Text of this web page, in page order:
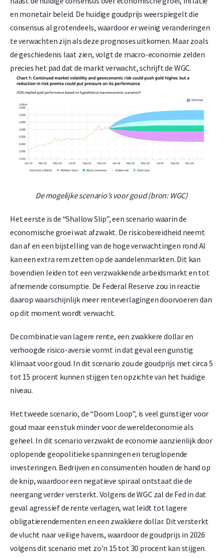
en monetair beleid. De huidige goudprijs weerspiegelt die
consensus al grotendeels, waardoor er weinig veranderingen
te verwachten zijn als deze prognoses uitkomen. Maar zoals
de geschiedenis laat zien, volgt de macro-economie zelden
precies het pad dat de markt verwacht, schrijft de WGC.
De mogelijke scenario’s voor goud (bron: WGC)
Het eerste is de “Shallow Slip”, een scenario waarin de
economische groei wat afzwakt. De risicobereidheid neemt
dan af en een bijstelling van de hoge verwachtingen rond AI
kan een extra rem zetten op de aandelenmarkten. Dit kan
bovendien leiden tot een verzwakkende arbeidsmarkt en tot
afnemende consumptie. De Federal Reserve zou in reactie
daarop waarschijnlijk meer renteverlagingen doorvoeren dan
op dit moment wordt verwacht.
De combinatie van lagere rente, een zwakkere dollar en
verhoogde risico-aversie vormt in dat geval een gunstig
klimaat voor goud. In dit scenario zou de goudprijs met circa 5
tot 15 procent kunnen stijgen ten opzichte van het huidige
niveau.
Het tweede scenario, de “Doom Loop”, is veel gunstiger voor
goud maar een stuk minder voor de wereldeconomie als
geheel. In dit scenario verzwakt de economie aanzienlijk door
oplopende geopolitieke spanningen en teruglopende
investeringen. Bedrijven en consumenten houden de hand op
de knip, waardoor een negatieve spiraal ontstaat die de
neergang verder versterkt. Volgens de WGC zal de Fed in dat
geval agressief de rente verlagen, wat leidt tot lagere
obligatierendementen en een zwakkere dollar. Dit versterkt
de vlucht naar veilige havens, waardoor de goudprijs in 2026
volgens dit scenario met zo’n 15 tot 30 procent kan stijgen.